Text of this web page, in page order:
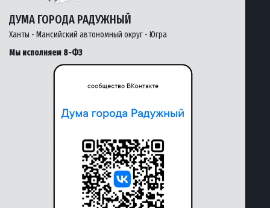
ДУМА ГОРОДА РАДУЖНЫЙ
Ханты - Мансийский автономный округ - Югра
Мы исполняем 8-ФЗ